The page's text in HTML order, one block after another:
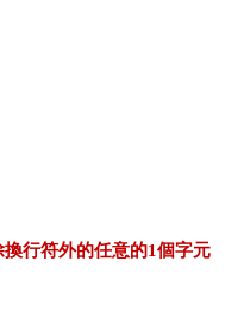
行符外的任意的1個字元